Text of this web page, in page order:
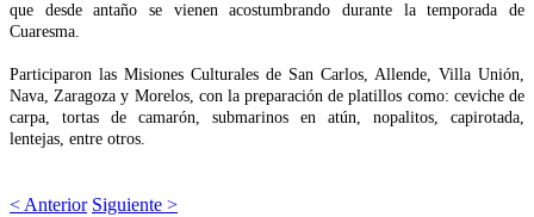
que desde antaño se vienen acostumbrando durante la temporada de
Cuaresma.
Participaron las Misiones Culturales de San Carlos, Allende, Villa Unión,
Nava, Zaragoza y Morelos, con la preparación de platillos como: ceviche de
carpa, tortas de camarón, submarinos en atún, nopalitos, capirotada,
lentejas, entre otros.
< Anterior Siguiente >